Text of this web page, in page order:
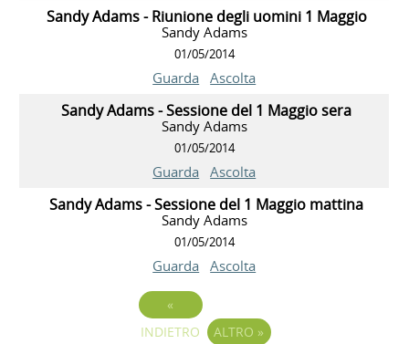
Sandy Adams - Riunione degli uomini 1 Maggio
Sandy Adams
01/05/2014
Guarda Ascolta
Sandy Adams - Sessione del 1 Maggio sera
Sandy Adams
01/05/2014
Guarda Ascolta
Sandy Adams - Sessione del 1 Maggio mattina
Sandy Adams
01/05/2014
Guarda Ascolta
«
INDIETRO
ALTRO »